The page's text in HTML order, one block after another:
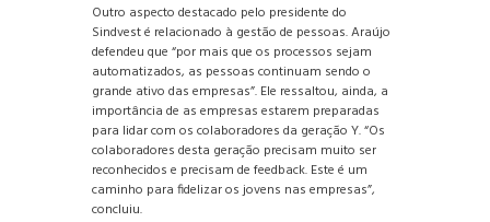
Outro aspecto destacado pelo presidente do
Sindvest é relacionado à gestão de pessoas. Araújo
defendeu que “por mais que os processos sejam
automatizados, as pessoas continuam sendo o
grande ativo das empresas”. Ele ressaltou, ainda, a
importância de as empresas estarem preparadas
para lidar com os colaboradores da geração Y. “Os
colaboradores desta geração precisam muito ser
reconhecidos e precisam de feedback. Este é um
caminho para fidelizar os jovens nas empresas”,
concluiu.